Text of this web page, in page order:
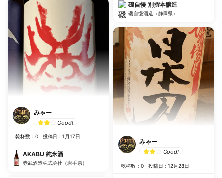
みゃー
Good!
乾杯数：0 投稿日：1月17日
AKABU 純米酒
赤武酒造株式会社（岩手県）
磯自慢 別撰本醸造
磯自慢酒造（静岡県）
みゃー
Good!
乾杯数：0 投稿日：12月28日